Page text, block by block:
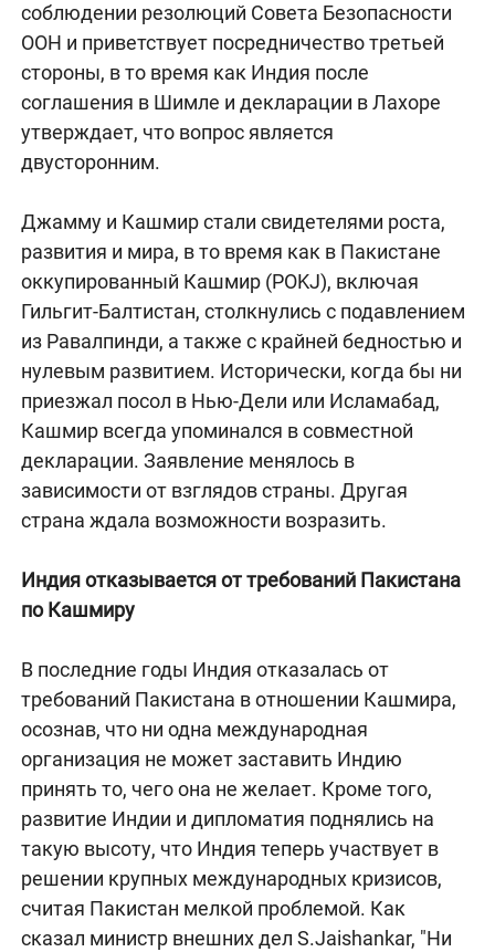
соблюдении резолюций Совета Безопасности
ООН и приветствует посредничество третьей
стороны, в то время как Индия после
соглашения в Шимле и декларации в Лахоре
утверждает, что вопрос является
двусторонним.
Джамму и Кашмир стали свидетелями роста,
развития и мира, в то время как в Пакистане
оккупированный Кашмир (POKJ), включая
Гильгит-Балтистан, столкнулись с подавлением
из Равалпинди, а также с крайней бедностью и
нулевым развитием. Исторически, когда бы ни
приезжал посол в Нью-Дели или Исламабад,
Кашмир всегда упоминался в совместной
декларации. Заявление менялось в
зависимости от взглядов страны. Другая
страна ждала возможности возразить.
Индия отказывается от требований Пакистана
по Кашмиру
В последние годы Индия отказалась от
требований Пакистана в отношении Кашмира,
осознав, что ни одна международная
организация не может заставить Индию
принять то, чего она не желает. Кроме того,
развитие Индии и дипломатия поднялись на
такую высоту, что Индия теперь участвует в
решении крупных международных кризисов,
считая Пакистан мелкой проблемой. Как
сказал министр внешних дел S.Jaishankar, "Ни